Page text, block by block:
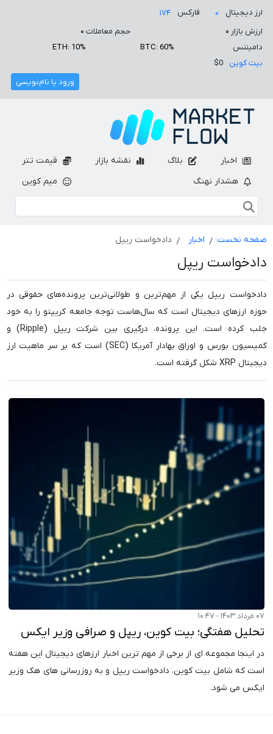
ارز دیجیتال ۰ فارکس
۱۷۴
ارزش بازار ۰ حجم معاملات ۰
دامیننس
BTC: 60%
ETH: 10%
بیت کوین
$0
ورود یا نام‌نویسی
اخبار بلاگ نقشه بازار
قیمت تتر
هشدار نهنگ
میم کوین
صفحه نخست اخبار دادخواست ریپل
دادخواست ریپل
دادخواست ریپل یکی از مهم‌ترین و طولانی‌ترین پرونده‌های حقوقی در
حوزه ارزهای دیجیتال است که سال‌هاست توجه جامعه کریپتو را به خود
جلب کرده است. این پرونده، درگیری بین شرکت ریپل (Ripple) و
کمیسیون بورس و اوراق بهادار آمریکا (SEC) است که بر سر ماهیت ارز
دیجیتال XRP شکل گرفته است.
۰۷ مرداد ۱۴۰۳ - ۱۰:۴۷
تحلیل هفتگی؛ بیت کوین، ریپل و صرافی وزیر ایکس
در اینجا مجموعه ای از برخی از مهم ترین اخبار ارزهای دیجیتال این هفته
است که شامل بیت کوین، دادخواست ریپل و به روزرسانی های هک وزیر
ایکس می شود.